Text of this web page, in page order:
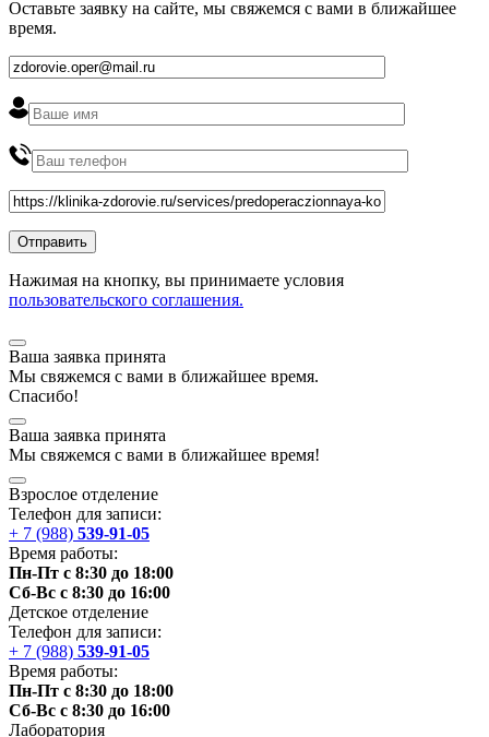
Оставьте заявку на сайте, мы свяжемся с вами в ближайшее
время.
Нажимая на кнопку, вы принимаете условия
пользовательского соглашения.
Ваша заявка принята
Мы свяжемся с вами в ближайшее время.
Спасибо!
Ваша заявка принята
Мы свяжемся с вами в ближайшее время!
Взрослое отделение
Телефон для записи:
+ 7 (988) 539-91-05
Время работы:
Пн-Пт с 8:30 до 18:00
Сб-Вс с 8:30 до 16:00
Детское отделение
Телефон для записи:
+ 7 (988) 539-91-05
Время работы:
Пн-Пт с 8:30 до 18:00
Сб-Вс с 8:30 до 16:00
Лаборатория